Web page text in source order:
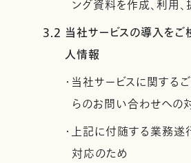
ング資料を作成、利用
3.2 当社サービスの導入を
人情報
・当社サービスに関する
らのお問い合わせへの
・上記に付随する業務
対応のため